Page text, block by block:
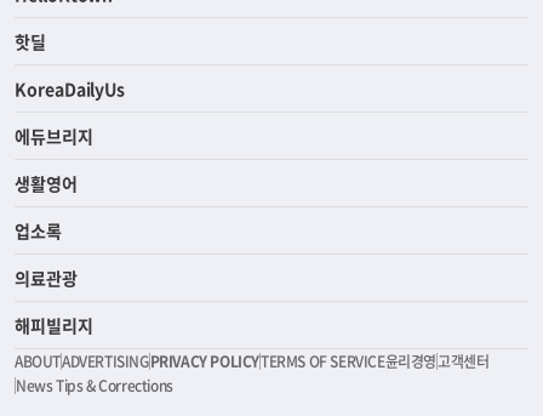
핫딜
KoreaDailyUs
에듀브리지
생활영어
업소록
의료관광
해피빌리지
ABOUTADVERTISINGPRIVACY POLICYTERMS OF SERVICE윤리경영고객센터
News Tips & Corrections